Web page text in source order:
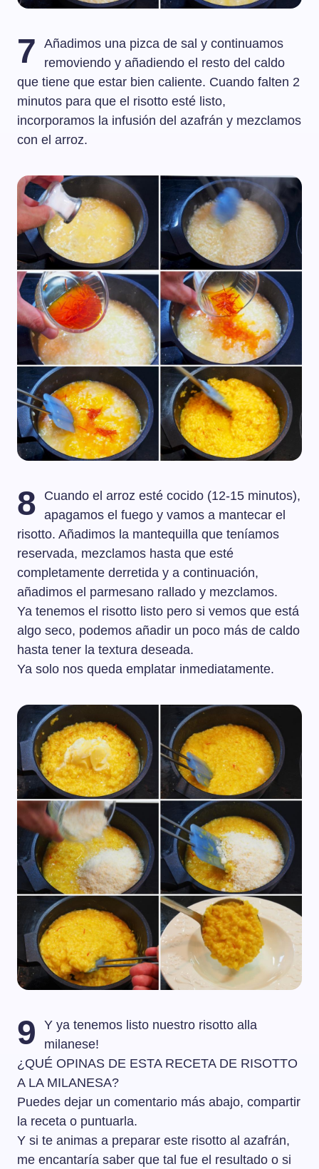
7
Añadimos una pizca de sal y continuamos
removiendo y añadiendo el resto del caldo
que tiene que estar bien caliente. Cuando falten 2
minutos para que el risotto esté listo,
incorporamos la infusión del azafrán y mezclamos
con el arroz.
8
Cuando el arroz esté cocido (12-15 minutos),
apagamos el fuego y vamos a mantecar el
risotto. Añadimos la mantequilla que teníamos
reservada, mezclamos hasta que esté
completamente derretida y a continuación,
añadimos el parmesano rallado y mezclamos.
Ya tenemos el risotto listo pero si vemos que está
algo seco, podemos añadir un poco más de caldo
hasta tener la textura deseada.
Ya solo nos queda emplatar inmediatamente.
9
Y ya tenemos listo nuestro risotto alla
milanese!
¿QUÉ OPINAS DE ESTA RECETA DE RISOTTO
A LA MILANESA?
Puedes dejar un comentario más abajo, compartir
la receta o puntuarla.
Y si te animas a preparar este risotto al azafrán,
me encantaría saber que tal fue el resultado o si